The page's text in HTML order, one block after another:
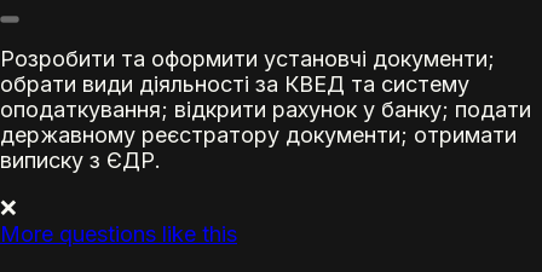
Розробити та оформити установчі документи;
обрати види діяльності за КВЕД та систему
оподаткування; відкрити рахунок у банку; подати
державному реєстратору документи; отримати
виписку з ЄДР.
❌
More questions like this